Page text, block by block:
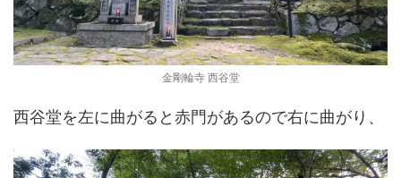
金剛輪寺 西谷堂
西谷堂を左に曲がると赤門があるので右に曲がり、